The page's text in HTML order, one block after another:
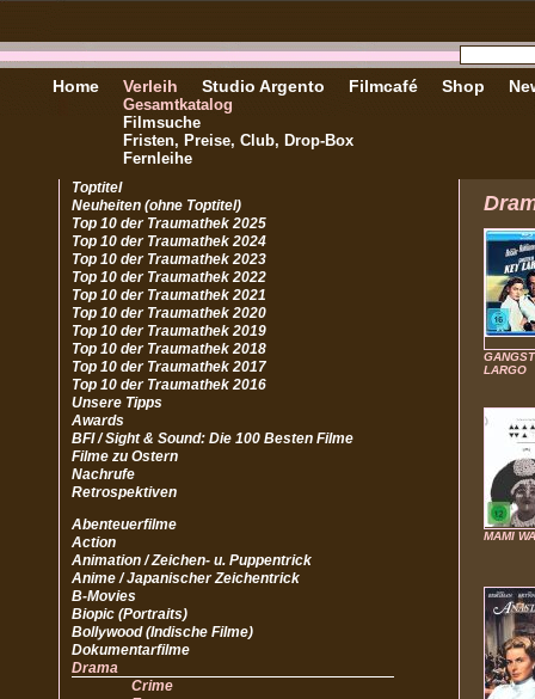
Home Verleih
Gesamtkatalog
Filmsuche
Fristen, Preise, Club, Drop-Box
Fernleihe
Studio Argento Filmcafé Shop
Toptitel
Neuheiten (ohne Toptitel)
Top 10 der Traumathek 2025
Top 10 der Traumathek 2024
Top 10 der Traumathek 2023
Top 10 der Traumathek 2022
Top 10 der Traumathek 2021
Top 10 der Traumathek 2020
Top 10 der Traumathek 2019
Top 10 der Traumathek 2018
Top 10 der Traumathek 2017
Top 10 der Traumathek 2016
Unsere Tipps
Awards
BFI / Sight & Sound: Die 100 Besten Filme
Filme zu Ostern
Nachrufe
Retrospektiven
Abenteuerfilme
Action
Animation / Zeichen- u. Puppentrick
Anime / Japanischer Zeichentrick
B-Movies
Biopic (Portraits)
Bollywood (Indische Filme)
Dokumentarfilme
Drama
Crime
LARGO
MAMI